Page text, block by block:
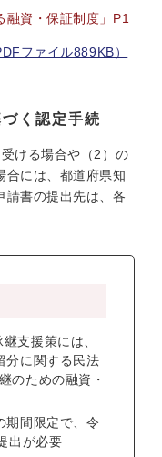
融資・保証制度」P1
ファイル889KB）
く認定手続
ける場合や（2）の
合には、都道府県知
請書の提出先は、各
支援策には、
分に関する民法
のための融資・
期間限定で、令
出が必要